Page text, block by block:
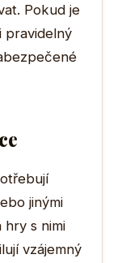
Pokud je
pravidelný
jinými
hry s nimi
vzájemný